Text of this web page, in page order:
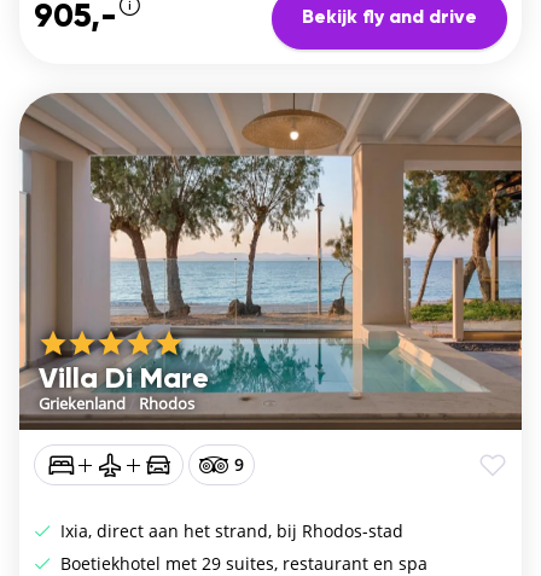
905,- Bekijk fly and drive
Villa Di Mare
Griekenland/ Rhodos
9
Ixia, direct aan het strand, bij Rhodos-stad
Boetiekhotel met 29 suites, restaurant en spa